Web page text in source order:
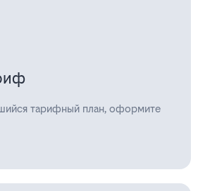
тарифный план, оформите